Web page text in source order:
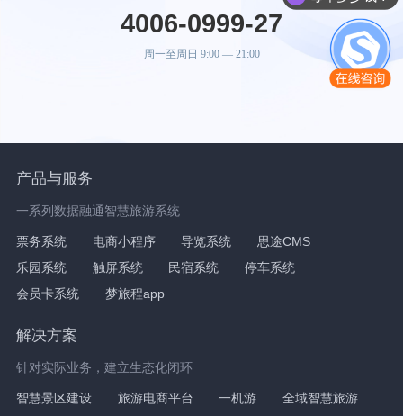
4006-0999-27
周一至周日 9:00 — 21:00
产品与服务
一系列数据融通智慧旅游系统
票务系统 电商小程序 导览系统
思途CMS
乐园系统
触屏系统 民宿系统
停车系统
会员卡系统
梦旅程app
解决方案
针对实际业务，建立生态化闭环
智慧景区建设 旅游电商平台 一机游
全域智慧旅游
有人工售后服务吗？